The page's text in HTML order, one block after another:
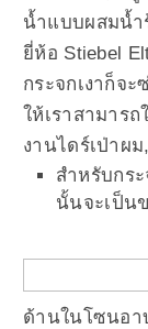
น้ำแบบผสมน้ำ
ยี่ห้อ Stiebel
กระจกเงาก็จ
ให้เราสามาร
งานไดร์เป่าผ
สำหรับกร
นั้นจะเป็น
ด้านในโซนอา